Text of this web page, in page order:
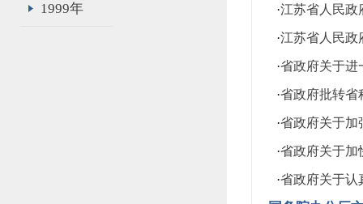
1999年 ·江苏省人民政
·江苏省人民政
·省政府关于进
·省政府批转省
·省政府关于加
·省政府关于加
·省政府关于认